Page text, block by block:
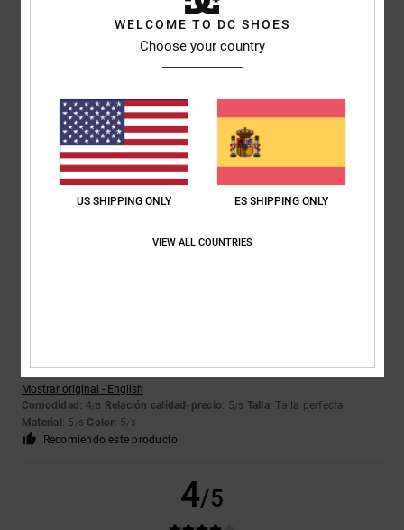
5/5
Donovan6. abril 2026
Buena resistencia al agua, tal y como se indica; buena forma y
plantilla. Se ajusta bien al pie.
Mostrar original - Dutch
Comodidad: 5/5 Relación calidad-precio
/5 Color: 5/5
Es una bota excelente
Mostrar original - English
Comodidad : 4/5 Relación calidad-precio: 5/5 Talla: Talla perfecta
Material : 5 /5 Color: 5/5
Recomiendo este producto
4/5
WELCOME TO DC SHOES
Choose your country
US SHIPPING ONLY ES SHIPPING ONLY
VIEW ALL COUNTRIES